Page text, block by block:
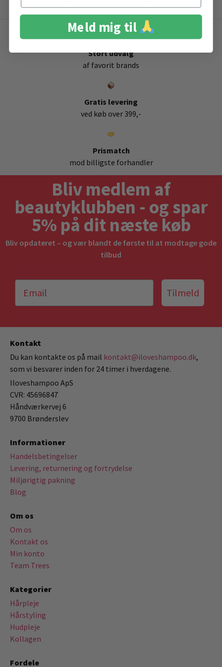
Stort udvalg
af favorit brands
Gratis levering
ved køb over 399,-
Prismatch
mod billigste forhandler
Bliv medlem af
beautyklubben - og spar
5% på dit næste køb
Bliv opdateret – og vær blandt de første til at modtage gode
tilbud
Tilmeld
Kontakt
Du kan kontakte os på mail kontakt@iloveshampoo.dk,
som vi besvarer inden for 24 timer i hverdagene.
Iloveshampoo ApS
CVR: 45696847
Håndværkervej 6
9700 Brønderslev
Informationer
Handelsbetingelser
Levering, returnering og fortrydelse
Miljørigtig pakning
Blog
Om os
Om os
Kontakt os
Min konto
Team Trees
Kategorier
Hårpleje
Hårstyling
Hudpleje
Kollagen
Fordele
Meld mig til